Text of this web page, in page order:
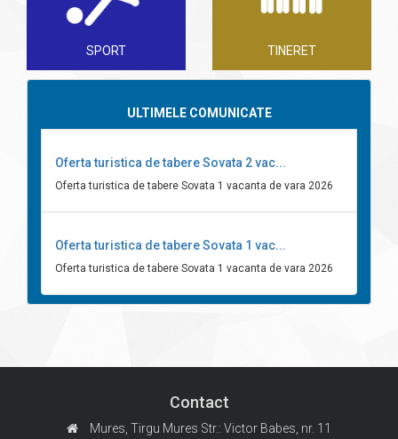
SPORT TINERET
ULTIMELE COMUNICATE
Oferta turistica de tabere Sovata 2 vac...
Oferta turistica de tabere Sovata 1 vacanta de vara 2026
Oferta turistica de tabere Sovata 1 vac...
Oferta turistica de tabere Sovata 1 vacanta de vara 2026
Contact
Mures, Tirgu Mures Str.: Victor Babes, nr. 11